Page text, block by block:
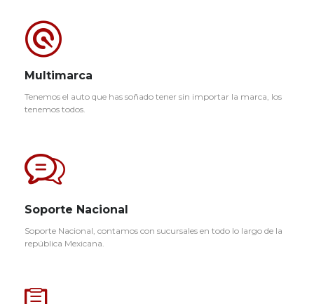
Multimarca
Tenemos el auto que has soñado tener sin importar la marca, los
tenemos todos.
Soporte Nacional
Soporte Nacional, contamos con sucursales en todo lo largo de la
república Mexicana.